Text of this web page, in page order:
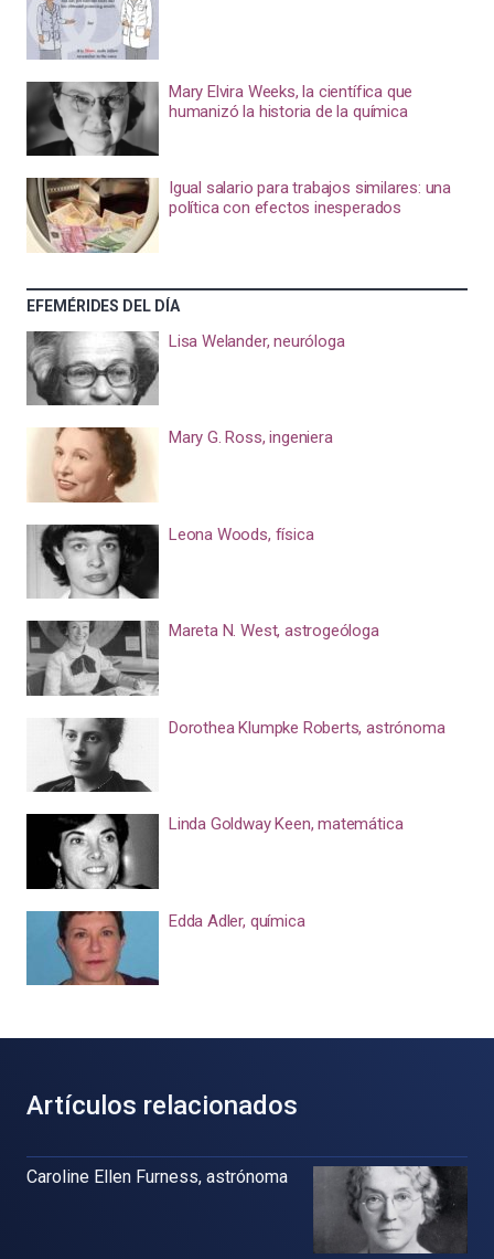
Mary Elvira Weeks, la científica que
humanizó la historia de la química
Igual salario para trabajos similares: una
política con efectos inesperados
EFEMÉRIDES DEL DÍA
Lisa Welander, neuróloga
Mary G. Ross, ingeniera
Leona Woods, física
Mareta N. West, astrogeóloga
Dorothea Klumpke Roberts, astrónoma
Linda Goldway Keen, matemática
Edda Adler, química
Artículos relacionados
Caroline Ellen Furness, astrónoma